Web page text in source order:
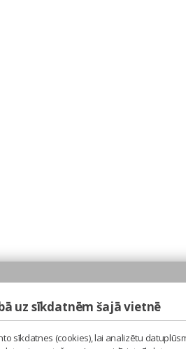
uz sīkdatnēm šajā vietnē
sīkdatnes (cookies), lai analizētu